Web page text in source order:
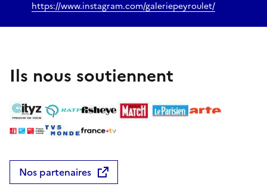
https://www.instagram.com/galeriepeyroulet/
Ils nous soutiennent
Nos partenaires